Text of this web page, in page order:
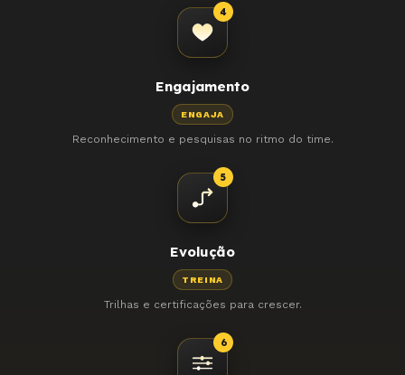
4
Engajamento
ENGAJA
Reconhecimento e pesquisas no ritmo do time.
5
Evolução
TREINA
Trilhas e certificações para crescer.
6